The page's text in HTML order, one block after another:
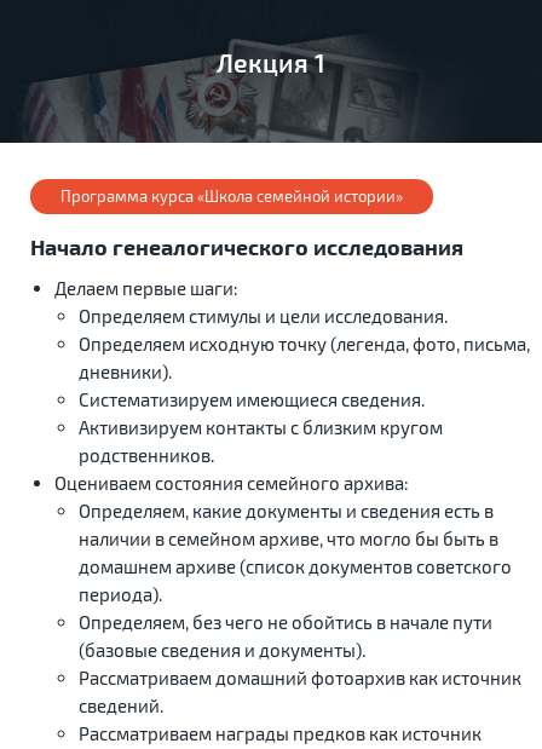
Лекция 1
Программа курса «Школа семейной истории»
Начало генеалогического исследования
Делаем первые шаги:
Определяем стимулы и цели исследования.
Определяем исходную точку (легенда, фото, письма,
дневники).
Систематизируем имеющиеся сведения.
Активизируем контакты с близким кругом
родственников.
Оцениваем состояния семейного архива:
Определяем, какие документы и сведения есть в
наличии в семейном архиве, что могло бы быть в
домашнем архиве (список документов советского
периода).
Определяем, без чего не обойтись в начале пути
(базовые сведения и документы).
Рассматриваем домашний фотоархив как источник
сведений.
Рассматриваем награды предков как источник